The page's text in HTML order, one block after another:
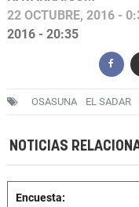
22 OCTUBRE, 2016 -
2016 - 20:35
OSASUNA EL SADAR
NOTICIAS
Encuesta: